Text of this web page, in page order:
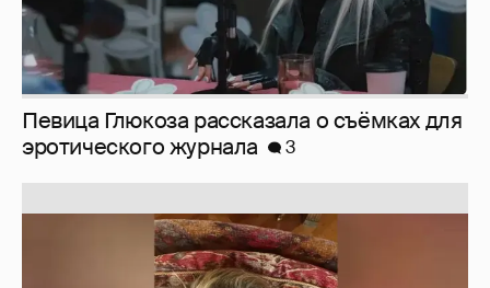
Юлия Высоцкая выложила селфи без